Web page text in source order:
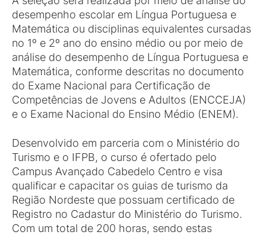
desempenho escolar em Língua Portuguesa e
Matemática ou disciplinas equivalentes cursadas
no 1º e 2º ano do ensino médio ou por meio de
análise do desempenho de Língua Portuguesa e
Matemática, conforme descritas no documento
do Exame Nacional para Certificação de
Competências de Jovens e Adultos (ENCCEJA)
e o Exame Nacional do Ensino Médio (ENEM).
Desenvolvido em parceria com o Ministério do
Turismo e o IFPB, o curso é ofertado pelo
Campus Avançado Cabedelo Centro e visa
qualificar e capacitar os guias de turismo da
Região Nordeste que possuam certificado de
Registro no Cadastur do Ministério do Turismo.
Com um total de 200 horas, sendo estas